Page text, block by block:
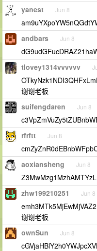
yanest Jun 8
andbars Jun 8
tlovey1314vvvvvv
谢谢老板
suifengdaren Jun 8
rfrftt Jun 8
aoxiansheng Jun 8
zhw199210251 Jun 8
谢谢老板
ownSun Jun 8